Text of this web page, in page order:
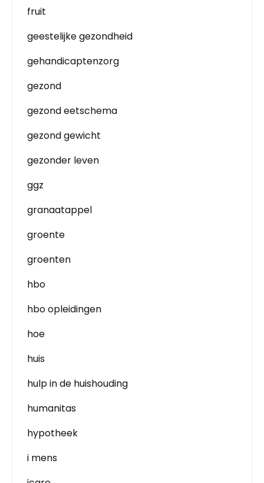
fruit
geestelijke gezondheid
gehandicaptenzorg
gezond
gezond eetschema
gezond gewicht
gezonder leven
ggz
granaatappel
groente
groenten
hbo
hbo opleidingen
hoe
huis
hulp in de huishouding
humanitas
hypotheek
i mens